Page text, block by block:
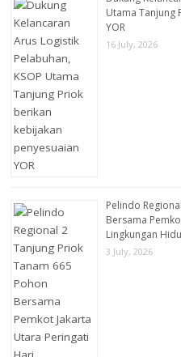
Utama Tanjung
YOR
16 July, 2026
Pelindo
Bersama
Lingkungan
3 July, 2026